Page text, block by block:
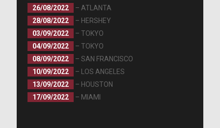
26/08/2022
– ATLANTA
28/08/2022
– HERSHEY
03/09/2022
– TOKYO
04/09/2022
– TOKYO
08/09/2022
– SAN FRANCISCO
10/09/2022
– LOS ANGELES
13/09/2022
– HOUSTON
17/09/2022
– MIAMI